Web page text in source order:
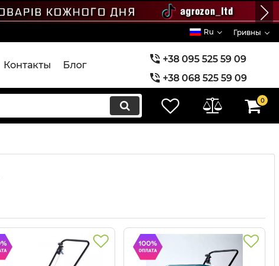
Ru Гривны
Контакты Блог
+38 095 525 59 09
+38 068 525 59 09
+38 073 525 59 09
0